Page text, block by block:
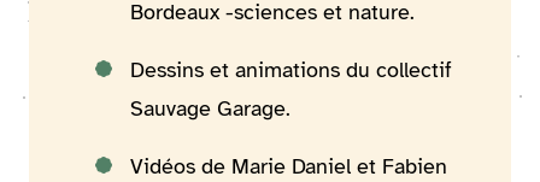
Bordeaux -sciences et nature.
Dessins et animations du collectif
Sauvage Garage.
Vidéos de Marie Daniel et Fabien